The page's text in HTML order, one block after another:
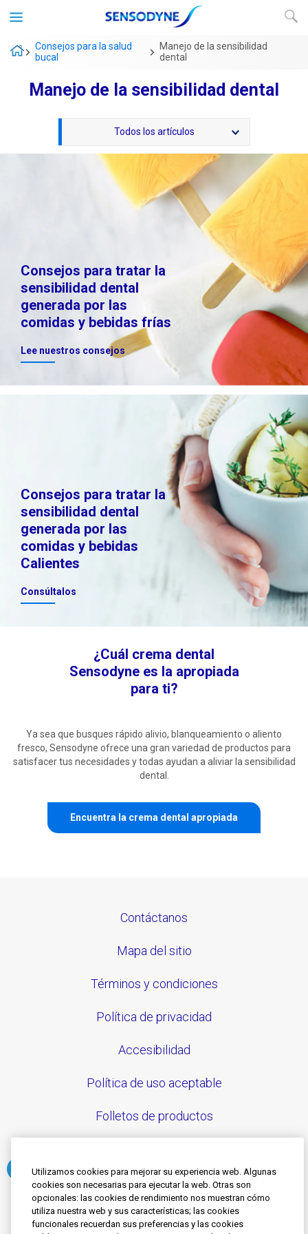
Consejos para la salud
bucal
Manejo de la sensibilidad
dental
Manejo de la sensibilidad dental
Todos los artículos
Consejos para tratar la
sensibilidad dental
generada por las
comidas y bebidas frías
Lee nuestros consejos
Consejos para tratar la
sensibilidad dental
generada por las
comidas y bebidas
Calientes
Consúltalos
¿Cuál crema dental
Sensodyne es la apropiada
para ti?
Ya sea que busques rápido alivio, blanqueamiento o aliento
fresco, Sensodyne ofrece una gran variedad de productos para
satisfacer tus necesidades y todas ayudan a aliviar la sensibilidad
dental.
Encuentra la crema dental apropiada
Contáctanos
Mapa del sitio
Términos y condiciones
Política de privacidad
Accesibilidad
Política de uso aceptable
Folletos de productos
Síguenos
Utilizamos cookies para mejorar su experiencia web. Algunas
cookies son necesarias para ejecutar la web. Otras son
opcionales: las cookies de rendimiento nos muestran cómo
utiliza nuestra web y sus características; las cookies
funcionales recuerdan sus preferencias y las cookies